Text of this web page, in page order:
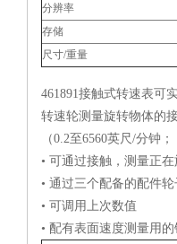
分辨率
存储
尺寸/重量
461891接触式转速表可
转速轮测量旋转物体的
（0.2至6560英尺/分钟
• 可通过接触，测量正
• 通过三个配备的配件
• 可调用上次数值
• 配有表面速度测量用